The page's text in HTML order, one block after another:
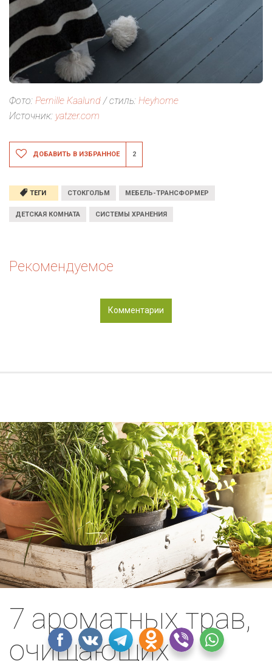
Фото: Pernille Kaalund / стиль: Heyhome
Источник: yatzer.com
ДОБАВИТЬ В ИЗБРАННОЕ 2
ТЕГИ СТОКГОЛЬМ МЕБЕЛЬ-ТРАНСФОРМЕР
ДЕТСКАЯ КОМНАТА СИСТЕМЫ ХРАНЕНИЯ
Рекомендуемое
Комментарии
7 ароматных трав,
очищающих